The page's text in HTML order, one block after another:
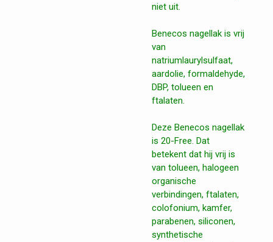
niet uit.
Benecos nagellak is vrij
van
natriumlaurylsulfaat,
aardolie, formaldehyde,
DBP, tolueen en
ftalaten.
Deze Benecos nagellak
is 20-Free. Dat
betekent dat hij vrij is
van tolueen, halogeen
organische
verbindingen, ftalaten,
colofonium, kamfer,
parabenen, siliconen,
synthetische